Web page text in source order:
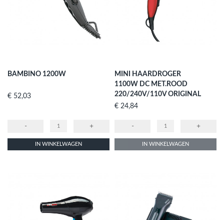
BAMBINO 1200W
Prijs
€ 52,03
- +
IN WINKELWAGEN
MINI HAARDROGER
1100W DC MET.ROOD
220/240V/110V ORIGINAL
Prijs
€ 24,84
- +
IN WINKELWAGEN